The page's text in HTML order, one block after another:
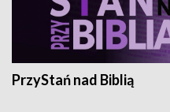
PrzyStań nad Biblią